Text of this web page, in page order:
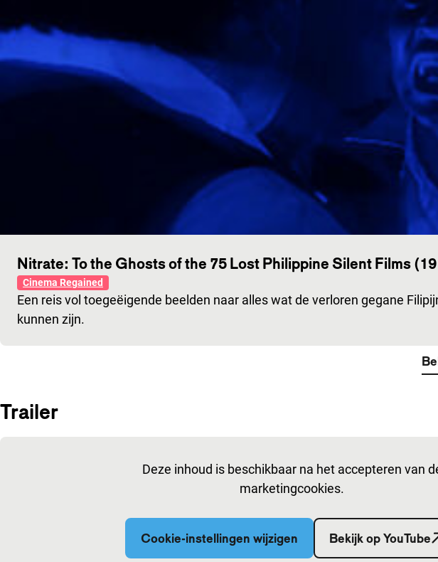
Nitrate: To the Ghosts of the 75 Lost Philippine Silent Films
Cinema Regained
Een reis vol toegeëigende beelden naar alles wat de verloren gegane
kunnen zijn.
Trailer
Deze inhoud is beschikbaar na het accepteren van
marketingcookies.
Cookie-instellingen wijzigen Bekijk op YouTube